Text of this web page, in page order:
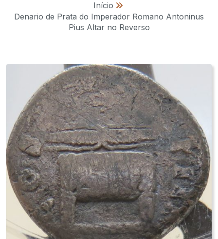
Início »
Denario de Prata do Imperador Romano Antoninus
Pius Altar no Reverso